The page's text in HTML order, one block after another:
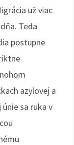
už viac
Teda
postupne
azylovej a
sa ruka v